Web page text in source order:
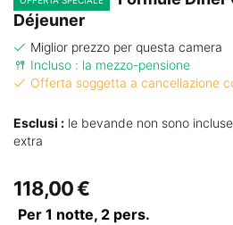
Déjeuner
Miglior prezzo per questa camera
Incluso : la mezzo-pensione
Offerta soggetta a cancellazione
Esclusi : le bevande non sono
extra
118,00 €
Per 1 notte, 2 pers.